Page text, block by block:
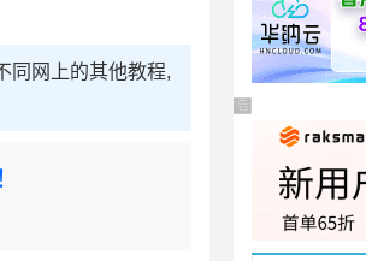
同网上的其他教程,
广告 商业广告，理性选择